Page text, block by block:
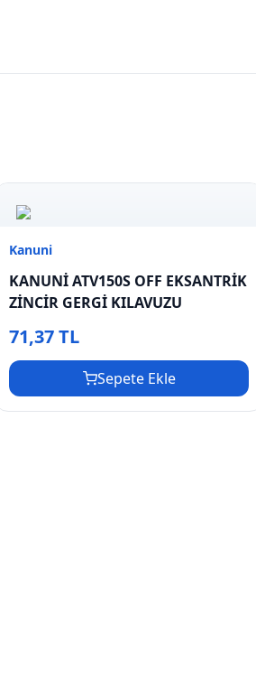
Kanuni
KANUNİ ATV150S OFF EKSANTRİK
ZİNCİR GERGİ KILAVUZU
71,37 TL
Sepete Ekle